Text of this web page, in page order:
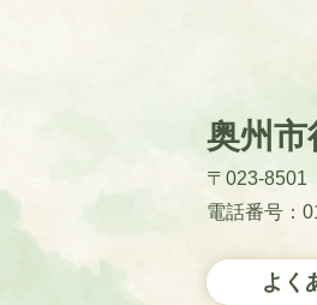
奥州市
〒023-8501
電話番号：
よく